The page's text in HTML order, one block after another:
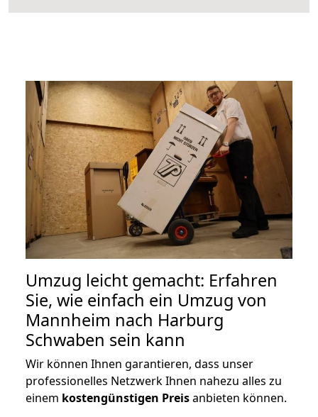
Umzug leicht gemacht: Erfahren
Sie, wie einfach ein Umzug von
Mannheim nach Harburg
Schwaben sein kann
Wir können Ihnen garantieren, dass unser
professionelles Netzwerk Ihnen nahezu alles zu
einem kostengünstigen Preisanbieten können.